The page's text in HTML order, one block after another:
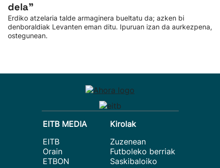
dela”
Erdiko atzelaria talde armaginera bueltatu da; azken bi
denboraldiak Levanten eman ditu. Ipuruan izan da aurkezpena,
ostegunean.
EITB MEDIA
EITB
Orain
ETBON
Kirolak
Zuzenean
Futboleko berriak
Saskibaloiko